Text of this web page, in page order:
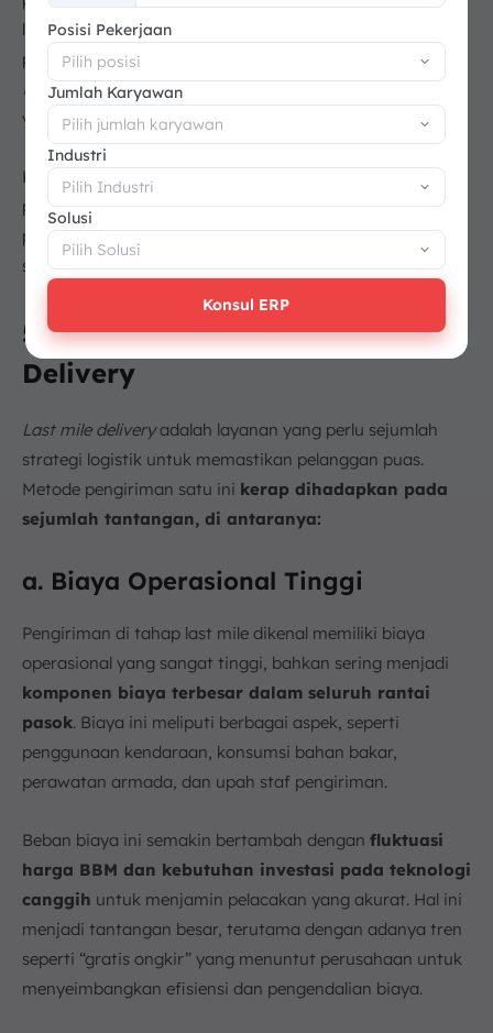
langsung ke pintu penerima. Pada tahap ini juga,
perusahaan dapat menerapkan metode
Vehicle
Routing Problemuntuk menentukan jalur pengiriman
yang paling optimal.
Ketiga tahapan ini harus terintegrasi dengan baik agar
proses distribusi berjalan efisien, mengurangi
pengeluaran perusahaan, dan menjamin agar produk
sampai ke tangan konsumen tepat waktu.
5. Tantangan dalam Last Mile
Delivery
Last mile deliveryadalah layanan yang perlu sejumlah
strategi logistik untuk memastikan pelanggan puas.
Metode pengiriman satu ini kerap dihadapkan pada
sejumlah tantangan, di antaranya:
a. Biaya Operasional Tinggi
Pengiriman di tahap last mile dikenal memiliki biaya
operasional yang sangat tinggi, bahkan sering menjadi
komponen biaya terbesar dalam seluruh rantai
pasok. Biaya ini meliputi berbagai aspek, seperti
penggunaan kendaraan, konsumsi bahan bakar,
perawatan armada, dan upah staf pengiriman.
Beban biaya ini semakin bertambah dengan fluktuasi
harga BBM dan kebutuhan investasi pada teknologi
canggih untuk menjamin pelacakan yang akurat. Hal ini
menjadi tantangan besar, terutama dengan adanya tren
seperti “gratis ongkir” yang menuntut perusahaan untuk
menyeimbangkan efisiensi dan pengendalian biaya.
+62
Posisi Pekerjaan
Jumlah Karyawan
Industri
Solusi
Konsul ERP